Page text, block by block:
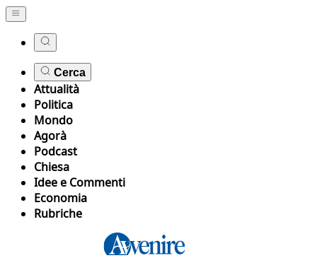
Cerca
Attualità
Politica
Mondo
Agorà
Podcast
Chiesa
Idee e Commenti
Economia
Rubriche